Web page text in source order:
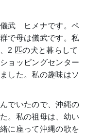
武 ヒメナです。ペ
で母は儀武です。私
2 匹の犬と暮らして
ョッピングセンター
した。私の趣味はソ
でいたので、沖縄の
。私の祖母は、幼い
に座って沖縄の歌を